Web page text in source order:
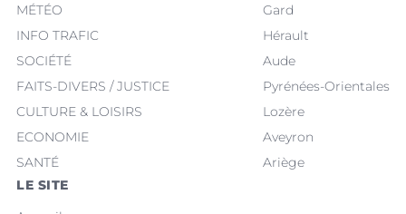
MÉTÉO
INFO TRAFIC
SOCIÉTÉ
FAITS-DIVERS / JUSTICE
CULTURE & LOISIRS
ECONOMIE
SANTÉ
Gard
Hérault
Aude
Pyrénées-Orientales
Lozère
Aveyron
Ariège
LE SITE